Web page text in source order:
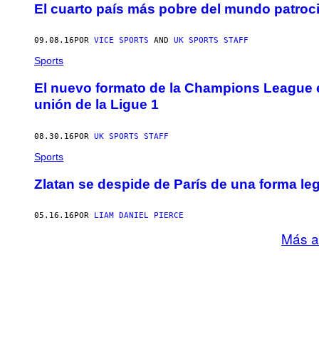
El cuarto país más pobre del mundo
09.08.16 POR VICE SPORTS AND UK SPORTS STAFF
Sports
El nuevo formato de la Champions
unión de la Ligue 1
08.30.16POR UK SPORTS STAFF
Sports
Zlatan se despide de París de una forma
05.16.16 POR LIAM DANIEL PIERCE
Más